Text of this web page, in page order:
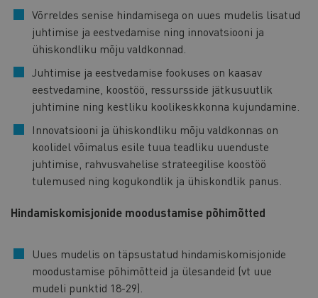
Võrreldes senise hindamisega on uues mudelis lisatud
juhtimise ja eestvedamise ning innovatsiooni ja
ühiskondliku mõju valdkonnad.
Juhtimise ja eestvedamise fookuses on kaasav
eestvedamine, koostöö, ressursside jätkusuutlik
juhtimine ning kestliku koolikeskkonna kujundamine.
Innovatsiooni ja ühiskondliku mõju valdkonnas on
koolidel võimalus esile tuua teadliku uuenduste
juhtimise, rahvusvahelise strateegilise koostöö
tulemused ning kogukondlik ja ühiskondlik panus.
Hindamiskomisjonide moodustamise põhimõtted
Uues mudelis on täpsustatud hindamiskomisjonide
moodustamise põhimõtteid ja ülesandeid (vt uue
mudeli punktid 18-29).